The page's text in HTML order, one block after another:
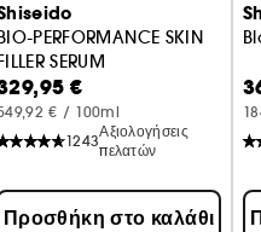
PERFORMANCE SKIN
SERUM
€
€ / 100ml
1243
Αξιολογήσεις
πελατών
Προσθήκη στο καλάθι